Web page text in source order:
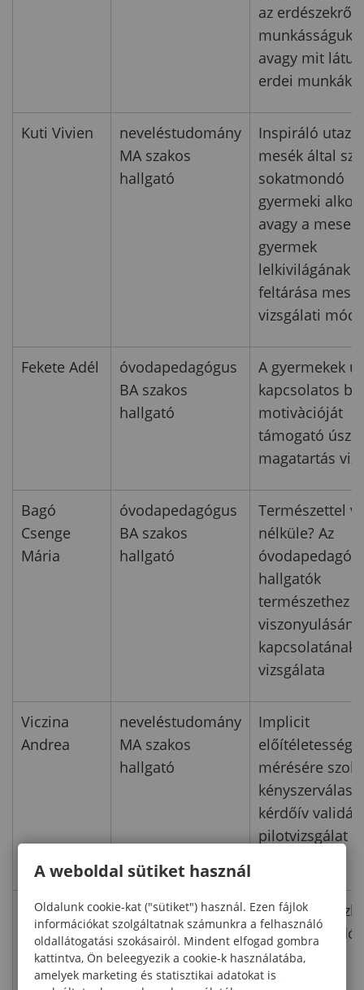
az erdészekről
avagy mit
erdei
Kuti Vivien
neveléstudomány
MA szakos
hallgató
Inspiráló utazó
mesék által
sokatmondó
gyermeki
avagy a mese
gyermek
lelkivilágának
feltárása
vizsgálati
Fekete Adél
óvodapedagógus
BA szakos
hallgató
A gyermekek
kapcsolatos
motivàcióját
támogató
magatartás
Bagó
Csenge
Mária
óvodapedagógus
BA szakos
hallgató
Természettel
nélküle? Az
hallgatók
természethez
kapcsolatának
vizsgálata
Viczina
Andrea
neveléstudomány
MA szakos
hallgató
Implicit
előítéletesség
mérésére
kérdőív
pilotvizsgálat
Khirani Rea
Zina
gyógypedagógia
BA szakos
hallgató
Fejlődési
és kapcsolódó
matematikai
képességek:
A weboldal sütiket használ
Oldalunk cookie-kat ("sütiket") használ. Ezen fájlok
információkat szolgáltatnak számunkra a felhasználó
oldallátogatási szokásairól. Mindent elfogad gombra
kattintva, Ön beleegyezik a cookie-k használatába,
amelyek marketing és statisztikai adatokat is